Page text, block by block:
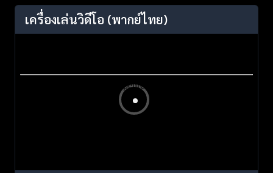
เครื่องเล่นวิดีโอ (พากย์ไทย)